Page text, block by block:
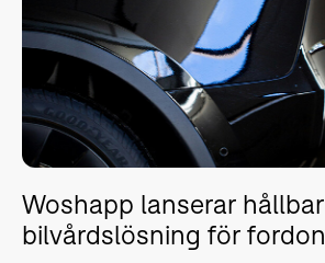
Woshapp lanserar hållbar
bilvårdslösning för